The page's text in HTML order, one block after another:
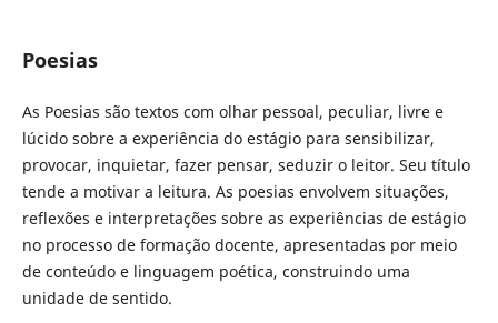
Poesias
As Poesias são textos com olhar pessoal, peculiar, livre e
lúcido sobre a experiência do estágio para sensibilizar,
provocar, inquietar, fazer pensar, seduzir o leitor. Seu título
tende a motivar a leitura. As poesias envolvem situações,
reflexões e interpretações sobre as experiências de estágio
no processo de formação docente, apresentadas por meio
de conteúdo e linguagem poética, construindo uma
unidade de sentido.